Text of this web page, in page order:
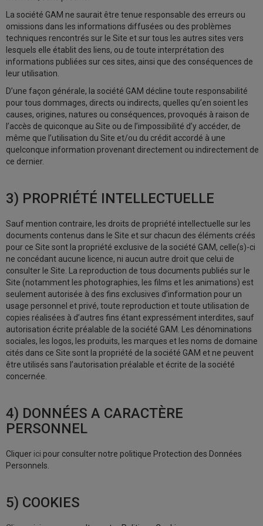
La société GAM ne saurait être tenue responsable des erreurs ou
omissions dans les informations diffusées ou des problèmes
techniques rencontrés sur le Site et sur tous les autres sites vers
lesquels elle établit des liens, ou de toute interprétation des
informations publiées sur ces sites, ainsi que des conséquences de
leur utilisation.
D’une façon générale, la société GAM décline toute responsabilité
pour tous dommages, directs ou indirects, quelles qu’en soient les
causes, origines, natures ou conséquences, provoqués à raison de
l’accès de quiconque au Site ou de l’impossibilité d’y accéder, de
même que l’utilisation du Site et/ou du crédit accordé à une
quelconque information provenant directement ou indirectement de
ce dernier.
3) PROPRIÉTÉ INTELLECTUELLE
Sauf mention contraire, les droits de propriété intellectuelle sur les
documents contenus dans le Site et sur chacun des éléments créés
pour ce Site sont la propriété exclusive de la société GAM, celle(s)-ci
ne concédant aucune licence, ni aucun autre droit que celui de
consulter le Site. La reproduction de tous documents publiés sur le
Site (notamment les photographies, les films et les animations) est
seulement autorisée à des fins exclusives d’information pour un
usage personnel et privé, toute reproduction et toute utilisation de
copies réalisées à d’autres fins étant expressément interdites, sauf
autorisation écrite préalable de la société GAM. Les dénominations
sociales, les logos, les produits, les marques et les noms de domaine
cités dans ce Site sont la propriété de la société GAM et ne peuvent
être utilisés sans l’autorisation préalable et écrite de la société
concernée.
4) DONNÉES A CARACTÈRE
PERSONNEL
Cliquer ici pour consulter notre politique Protection des Données
Personnels.
5) COOKIES